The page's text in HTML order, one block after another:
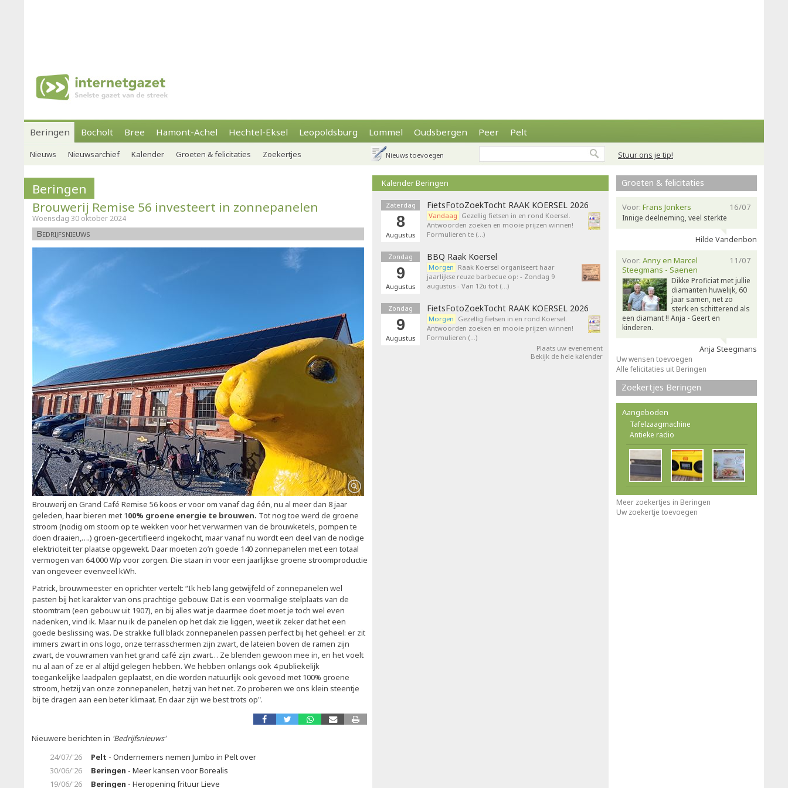
Beringen Bocholt Bree Hamont-Achel Hechtel-Eksel Leopoldsburg Lommel Oudsbergen Peer Pelt
Stuur ons je tip!
Nieuws Nieuwsarchief Kalender Groeten & felicitaties Zoekertjes Nieuws toevoegen
Beringen
Brouwerij Remise 56 investeert in zonnepanelen
Woensdag 30 oktober 2024
Bedrijfsnieuws
Brouwerij en Grand Café Remise 56 koos er voor om vanaf dag één, nu al meer dan 8 jaar
geleden, haar bieren met 100% groene energie te brouwen. Tot nog toe werd de groene
stroom (nodig om stoom op te wekken voor het verwarmen van de brouwketels, pompen te
doen draaien,….) groen-gecertifieerd ingekocht, maar vanaf nu wordt een deel van de nodige
elektriciteit ter plaatse opgewekt. Daar moeten zo’n goede 140 zonnepanelen met een totaal
vermogen van 64.000 Wp voor zorgen. Die staan in voor een jaarlijkse groene stroomproductie
van ongeveer evenveel kWh.
Patrick, brouwmeester en oprichter vertelt: “Ik heb lang getwijfeld of zonnepanelen wel
pasten bij het karakter van ons prachtige gebouw. Dat is een voormalige stelplaats van de
stoomtram (een gebouw uit 1907), en bij alles wat je daarmee doet moet je toch wel even
nadenken, vind ik. Maar nu ik de panelen op het dak zie liggen, weet ik zeker dat het een
goede beslissing was. De strakke full black zonnepanelen passen perfect bij het geheel: er zit
immers zwart in ons logo, onze terrasschermen zijn zwart, de lateien boven de ramen zijn
zwart, de vouwramen van het grand café zijn zwart… Ze blenden gewoon mee in, en het voelt
nu al aan of ze er al altijd gelegen hebben. We hebben onlangs ook 4 publiekelijk
toegankelijke laadpalen geplaatst, en die worden natuurlijk ook gevoed met 100% groene
stroom, hetzij van onze zonnepanelen, hetzij van het net. Zo proberen we ons klein steentje
bij te dragen aan een beter klimaat. En daar zijn we best trots op".
Nieuwere berichten in 'Bedrijfsnieuws'
24/07/'26
Pelt - Ondernemers nemen Jumbo in Pelt over
30/06/'26
Beringen - Meer kansen voor Borealis
19/06/'26
Beringen - Heropening frituur Lieve
Kalender Beringen
Zaterdag
8
Augustus
FietsFotoZoekTocht RAAK KOERSEL 2026
Vandaag Gezellig fietsen in en rond Koersel.
Antwoorden zoeken en mooie prijzen winnen!
Formulieren te (…)
Zondag
9
Augustus
BBQ Raak Koersel
Morgen Raak Koersel organiseert haar
jaarlijkse reuze barbecue op: - Zondag 9
augustus - Van 12u tot (…)
Zondag
9
Augustus
FietsFotoZoekTocht RAAK KOERSEL 2026
Morgen Gezellig fietsen in en rond Koersel.
Antwoorden zoeken en mooie prijzen winnen!
Formulieren (…)
Plaats uw evenement
Bekijk de hele kalender
Groeten & felicitaties
16/07
Voor: Frans Jonkers
Innige deelneming, veel sterkte
Hilde Vandenbon
11/07
Voor: Anny en Marcel
Steegmans - Saenen
Dikke Proficiat met jullie
diamanten huwelijk, 60
jaar samen, net zo
sterk en schitterend als
een diamant !! Anja - Geert en
kinderen.
Anja Steegmans
Uw wensen toevoegen
Alle felicitaties uit Beringen
Zoekertjes Beringen
Aangeboden
Tafelzaagmachine
Antieke radio
Meer zoekertjes in Beringen
Uw zoekertje toevoegen